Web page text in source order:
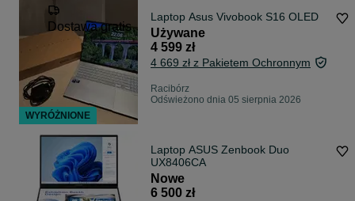
Dostawa gratis
Laptop Asus Vivobook S16 OLED
Używane
4 599 zł
4 669 zł z Pakietem Ochronnym
Racibórz
Odświeżono dnia 05 sierpnia 2026
Laptop ASUS Zenbook Duo
UX8406CA
Nowe
6 500 zł
WYRÓŻNIONE